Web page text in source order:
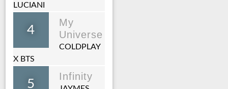
LUCIANI
4
My
Universe
COLDPLAY
X BTS
5
Infinity